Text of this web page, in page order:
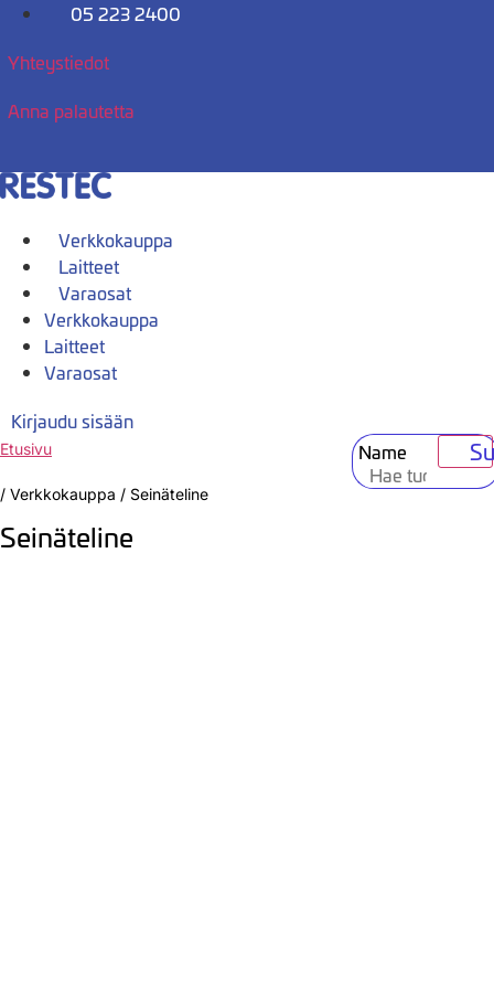
Mene
05 223 2400
Yhteystiedot
Anna palautetta
Verkkokauppa
Laitteet
Varaosat
Verkkokauppa
Laitteet
Varaosat
Kirjaudu sisään
Name
Etusivu
/ Verkkokauppa / Seinäteline
Seinäteline